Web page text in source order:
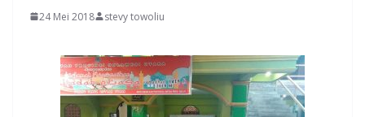
24 Mei 2018 stevy towoliu